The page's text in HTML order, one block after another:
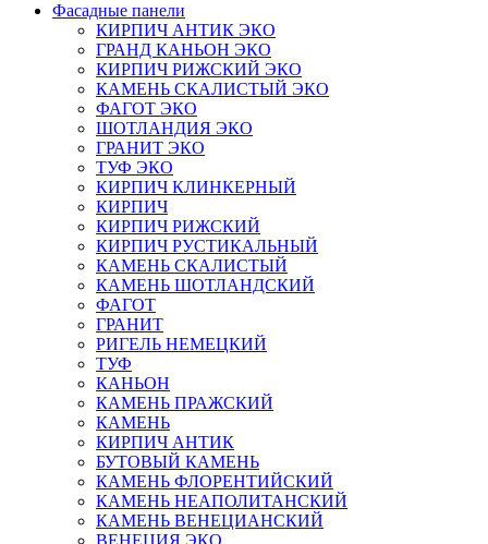
Фасадные панели
КИРПИЧ АНТИК ЭКО
ГРАНД КАНЬОН ЭКО
КИРПИЧ РИЖСКИЙ ЭКО
КАМЕНЬ СКАЛИСТЫЙ ЭКО
ФАГОТ ЭКО
ШОТЛАНДИЯ ЭКО
ГРАНИТ ЭКО
ТУФ ЭКО
КИРПИЧ КЛИНКЕРНЫЙ
КИРПИЧ
КИРПИЧ РИЖСКИЙ
КИРПИЧ РУСТИКАЛЬНЫЙ
КАМЕНЬ СКАЛИСТЫЙ
КАМЕНЬ ШОТЛАНДСКИЙ
ФАГОТ
ГРАНИТ
РИГЕЛЬ НЕМЕЦКИЙ
ТУФ
КАНЬОН
КАМЕНЬ ПРАЖСКИЙ
КАМЕНЬ
КИРПИЧ АНТИК
БУТОВЫЙ КАМЕНЬ
КАМЕНЬ ФЛОРЕНТИЙСКИЙ
КАМЕНЬ НЕАПОЛИТАНСКИЙ
КАМЕНЬ ВЕНЕЦИАНСКИЙ
ВЕНЕЦИЯ ЭКО